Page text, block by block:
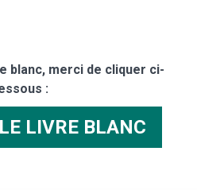
blanc, merci de cliquer ci-
:
LE LIVRE BLANC